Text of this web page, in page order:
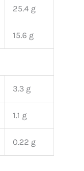
25.4 g
15.6 g
3.3 g
1.1 g
0.22 g